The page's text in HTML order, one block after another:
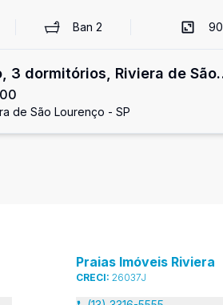
Ban 2 90
3 dormitórios, Riviera de São
de São Lourenço - SP
Praias Imóveis Riviera
CRECI: 26037J